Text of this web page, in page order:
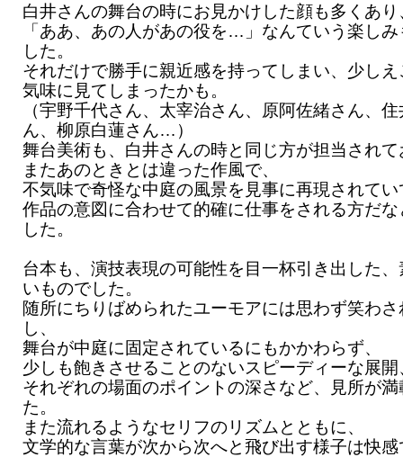
白井さんの舞台の時にお見かけした顔も多くあり
「ああ、あの人があの役を…」なんていう楽し
した。
それだけで勝手に親近感を持ってしまい、少し
気味に見てしまったかも。
（宇野千代さん、太宰治さん、原阿佐緒さん、
ん、柳原白蓮さん…）
舞台美術も、白井さんの時と同じ方が担当されて
またあのときとは違った作風で、
不気味で奇怪な中庭の風景を見事に再現されてい
作品の意図に合わせて的確に仕事をされる方だ
した。
台本も、演技表現の可能性を目一杯引き出した
いものでした。
随所にちりばめられたユーモアには思わず笑わ
し、
舞台が中庭に固定されているにもかかわらず、
少しも飽きさせることのないスピーディーな展開
それぞれの場面のポイントの深さなど、見所が満
た。
また流れるようなセリフのリズムとともに、
文学的な言葉が次から次へと飛び出す様子は快